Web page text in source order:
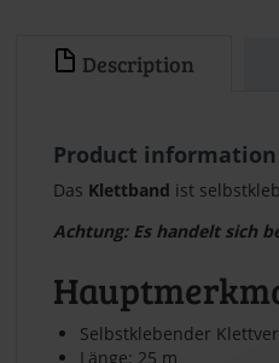
Description
Product information
Das Klettband ist
Achtung: Es handelt sich
Selbstklebender
Länge: 25 m